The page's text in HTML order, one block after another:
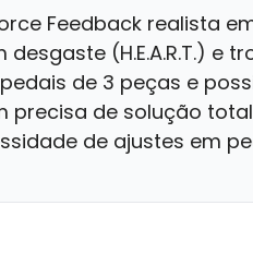
Feedback realista em
(H.E.A.R.T.) e
de 3 peças e
precisa de solução
de ajustes em